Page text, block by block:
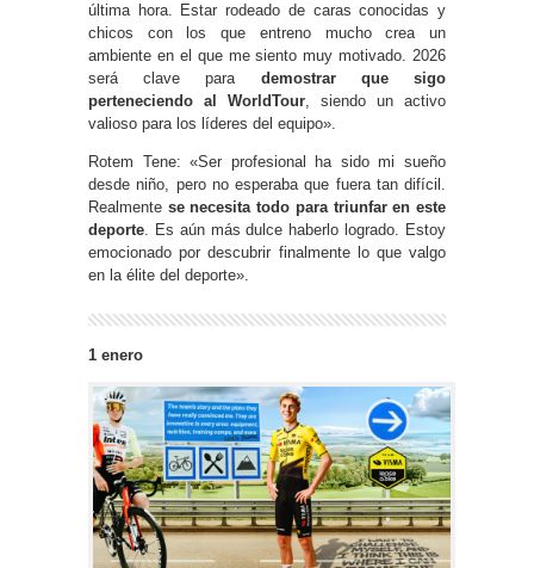
última hora. Estar rodeado de caras conocidas y
chicos con los que entreno mucho crea un
ambiente en el que me siento muy motivado. 2026
será clave para demostrar que sigo
perteneciendo al WorldTour, siendo un activo
valioso para los líderes del equipo».
Rotem Tene: «Ser profesional ha sido mi sueño
desde niño, pero no esperaba que fuera tan difícil.
Realmente se necesita todo para triunfar en este
deporte. Es aún más dulce haberlo logrado. Estoy
emocionado por descubrir finalmente lo que valgo
en la élite del deporte».
1 enero